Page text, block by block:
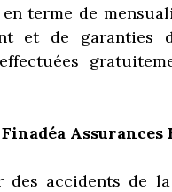
terme de
et de garanties
Assurances
des accidents de